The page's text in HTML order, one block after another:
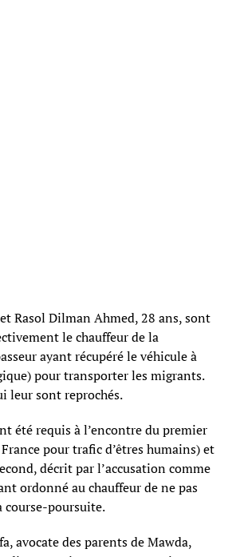
Rasol Dilman Ahmed, 28 ans, sont
le chauffeur de la
ayant récupéré le véhicule à
pour transporter les migrants.
leur sont reprochés.
été requis à l’encontre du premier
pour trafic d’êtres humains) et
décrit par l’accusation comme
ordonné au chauffeur de ne pas
course-poursuite.
avocate des parents de Mawda,